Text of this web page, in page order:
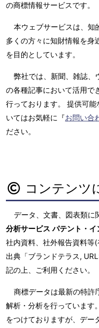
の商標情報サービスです。
本ウェブサービスは、知
多くの方々に知財情報を身
を目的としています。
弊社では、新聞、雑誌、
の各種記事において活用で
行っております。 提供可
いてはお気軽に『お問い合
ださい。
コンテンツ
データ、文書、図表類に
分析サービス パテント・
社内資料、社外報告資料等
出典「ブランドテラス,
記の上、ご利用ください。
商標データは最新の特許
解析・分析を行っています
をつけておりますが、デー